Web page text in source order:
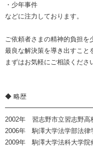
・少年事件
などに注力しております。
ご依頼者さまの精神的負担
最良な解決策を導き出すこと
まずはお気軽にご相談くださ
◆ 略歴
2002年 習志野市立習志野高
2006年 駒澤大学法学部法律
2009年 駒澤大学法科大学院